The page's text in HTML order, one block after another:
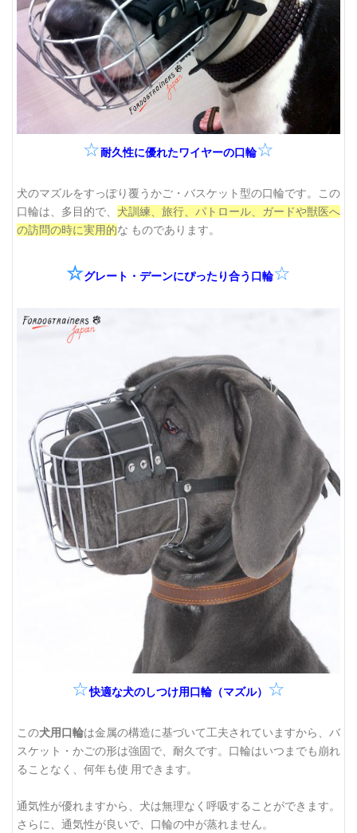
☆耐久性に優れたワイヤーの口輪☆
犬のマズルをすっぽり覆うかご・バスケット型の口輪です。この
口輪は、多目的で、 犬訓練、旅行、パトロール、ガードや獣医へ
の訪問の時に実用的な ものであります。
☆グレート・デーンにぴったり合う口輪☆
☆快適な犬のしつけ用口輪（マズル） ☆
この犬用口輪は金属の構造に基づいて工夫されていますから、バ
スケット・かごの形は強固で、耐久です。口輪はいつまでも崩れ
ることなく、何年も使 用できます。
通気性が優れますから、犬は無理なく呼吸することができます。
さらに、通気性が良いで、口輪の中が蒸れません。